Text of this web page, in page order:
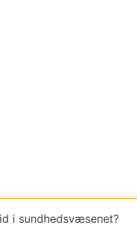
i sundhedsvæsenet?